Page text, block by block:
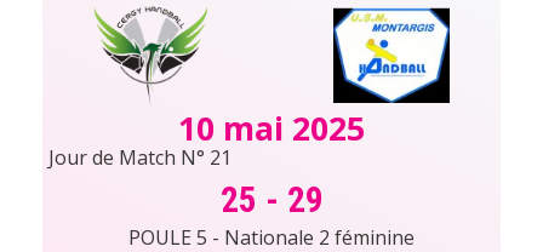
10 mai 2025
Jour de Match N° 21
25 - 29
POULE 5 - Nationale 2 féminine